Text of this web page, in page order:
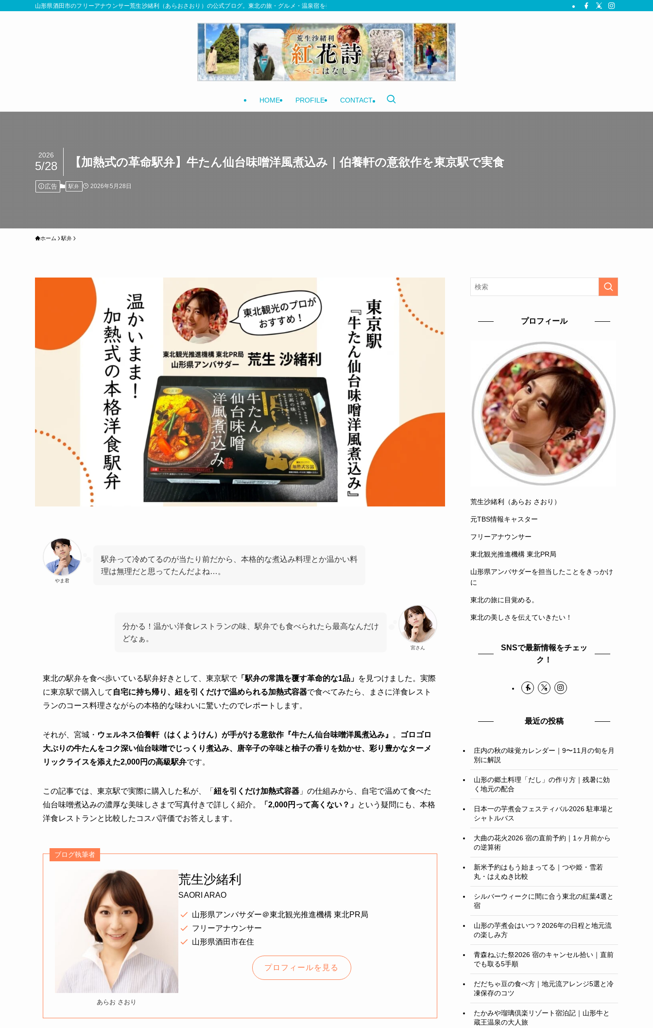
山形県酒田市のフリーアナウンサー荒生沙緒利（あらおさおり）の公式ブログ。東北の旅・グルメ・温泉宿を発信しています | 紅花詩〜べにはなし〜
HOME PROFILE CONTACT
【加熱式の革命駅弁】牛たん仙台味噌洋風煮込み｜伯養軒の意欲作を東京駅で実食
2026
5/28
広告 駅弁 2026年5月28日
ホーム 駅弁
やま君
駅弁って冷めてるのが当たり前だから、本格的な煮込み料理とか温かい料
理は無理だと思ってたんだよね…。
宮さん
分かる！温かい洋食レストランの味、駅弁でも食べられたら最高なんだけ
どなぁ。
東北の駅弁を食べ歩いている駅弁好きとして、東京駅で「駅弁の常識を覆す革命的な1品」 を見つけました。実際
に東京駅で購入して 自宅に持ち帰り、紐を引くだけで温められる加熱式容器で食べてみたら、まさに洋食レスト
ランのコース料理さながらの本格的な味わいに驚いたのでレポートします。
それが、宮城・ ウェルネス伯養軒（はくようけん）が手がける意欲作『牛たん仙台味噌洋風煮込み』 。
ゴロゴロ
大ぶりの牛たんをコク深い仙台味噌でじっくり煮込み、唐辛子の辛味と柚子の香りを効かせ、彩り豊かなターメ
リックライスを添えた2,000円の高級駅弁です。
この記事では、東京駅で実際に購入した私が、「 紐を引くだけ加熱式容器 」の仕組みから、自宅で温めて食べた
仙台味噌煮込みの濃厚な美味しさまで写真付きで詳しく紹介。
「2,000円って高くない？」 という疑問にも、本格
洋食レストランと比較したコスパ評価でお答えします。
ブログ執筆者
あらお さおり
荒生沙緒利
SAORI ARAO
山形県アンバサダー＠東北観光推進機構 東北PR局
フリーアナウンサー
山形県酒田市在住
プロフィールを見る
プロフィール
荒生沙緒利（あらお さおり）
元TBS情報キャスター
フリーアナウンサー
東北観光推進機構 東北PR局
山形県アンバサダーを担当したことをきっかけ
に
東北の旅に目覚める。
東北の美しさを伝えていきたい！
SNSで最新情報をチェッ
ク！
最近の投稿
庄内の秋の味覚カレンダー｜9〜11月の旬を月
別に解説
山形の郷土料理「だし」の作り方｜残暑に効
く地元の配合
日本一の芋煮会フェスティバル2026 駐車場と
シャトルバス
大曲の花火2026 宿の直前予約｜1ヶ月前から
の逆算術
新米予約はもう始まってる｜つや姫・雪若
丸・はえぬき比較
シルバーウィークに間に合う東北の紅葉4選と
宿
山形の芋煮会はいつ？2026年の日程と地元流
の楽しみ方
青森ねぶた祭2026 宿のキャンセル拾い｜直前
でも取る5手順
だだちゃ豆の食べ方｜地元流アレンジ5選と冷
凍保存のコツ
たかみや瑠璃倶楽リゾート宿泊記｜山形牛と
蔵王温泉の大人旅